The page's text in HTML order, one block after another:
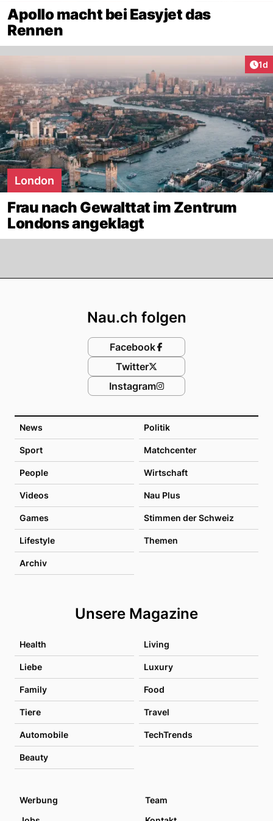
Apollo macht bei Easyjet das
Rennen
1d
London
Frau nach Gewalttat im Zentrum
Londons angeklagt
News Politik
Sport Matchcenter
People Wirtschaft
Videos Nau Plus
Games Stimmen der Schweiz
Lifestyle Themen
Archiv
Unsere Magazine
Health Living
Liebe Luxury
Family Food
Tiere Travel
Automobile TechTrends
Beauty
Nau.ch folgen
Facebook
Twitter
Instagram
Werbung
Team